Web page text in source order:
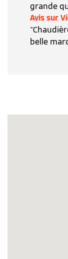
grande
Avis sur
belle